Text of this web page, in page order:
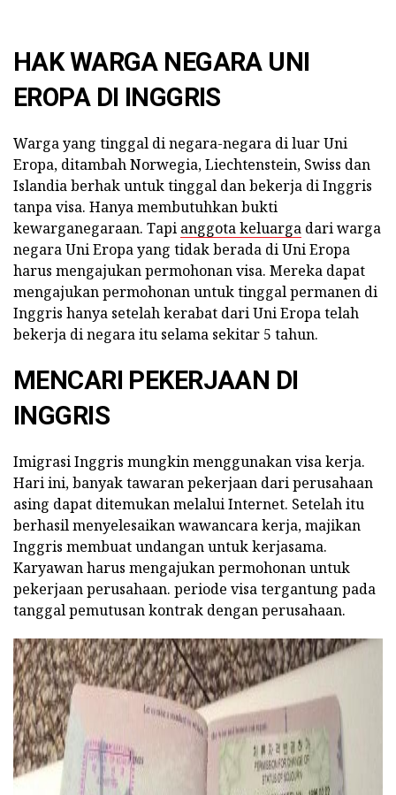
HAK WARGA NEGARA UNI
EROPA DI INGGRIS
Warga yang tinggal di negara-negara di luar Uni
Eropa, ditambah Norwegia, Liechtenstein, Swiss dan
Islandia berhak untuk tinggal dan bekerja di Inggris
tanpa visa. Hanya membutuhkan bukti
kewarganegaraan. Tapi anggota keluarga dari warga
negara Uni Eropa yang tidak berada di Uni Eropa
harus mengajukan permohonan visa. Mereka dapat
mengajukan permohonan untuk tinggal permanen di
Inggris hanya setelah kerabat dari Uni Eropa telah
bekerja di negara itu selama sekitar 5 tahun.
MENCARI PEKERJAAN DI
INGGRIS
Imigrasi Inggris mungkin menggunakan visa kerja.
Hari ini, banyak tawaran pekerjaan dari perusahaan
asing dapat ditemukan melalui Internet. Setelah itu
berhasil menyelesaikan wawancara kerja, majikan
Inggris membuat undangan untuk kerjasama.
Karyawan harus mengajukan permohonan untuk
pekerjaan perusahaan. periode visa tergantung pada
tanggal pemutusan kontrak dengan perusahaan.